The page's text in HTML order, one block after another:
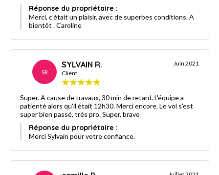
Réponse du propriétaire :
Merci, c'était un plaisir, avec de superbes conditions. A
bientôt . Caroline
SR
SYLVAIN R.
Client
Juin 2021
Super. A cause de travaux, 30 min de retard. L'équipe a
patienté alors qu'il était 12h30. Merci encore. Le vol s'est
super bien passé, très pro. Super, bravo
Réponse du propriétaire :
Merci Sylvain pour votre confiance.